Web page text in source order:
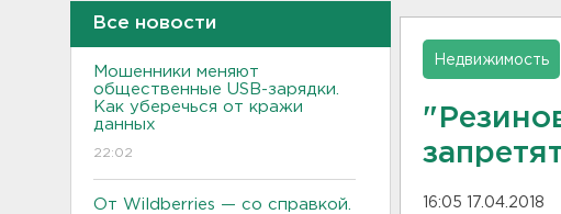
Все новости
Мошенники меняют
общественные USB-зарядки.
Как уберечься от кражи
данных
22:02
От Wildberries — со справкой.
Недвижимость
16:05 17.04.2018